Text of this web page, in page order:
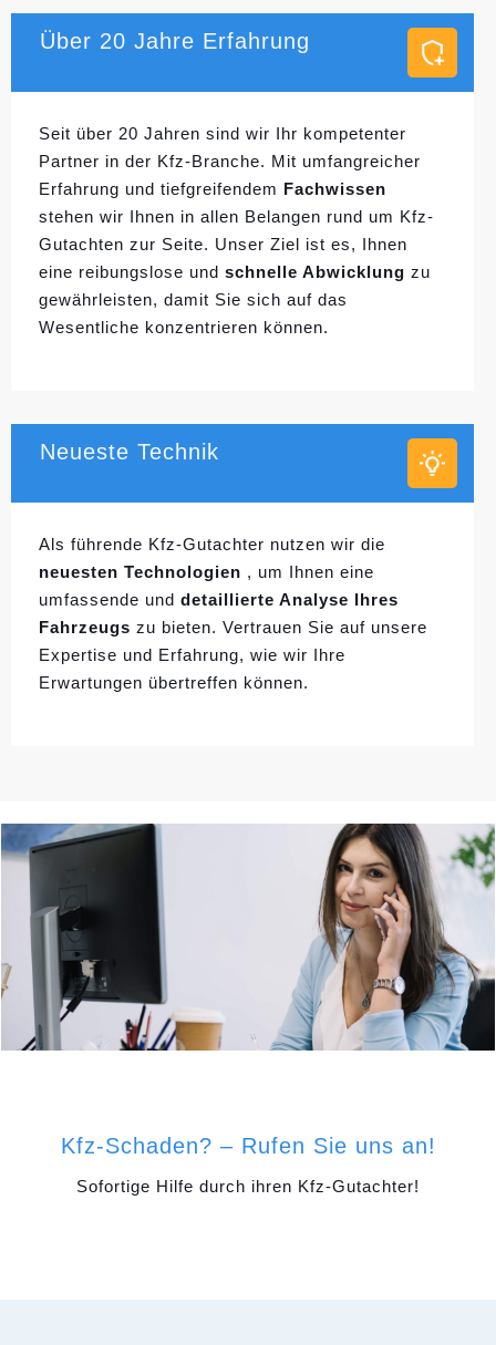
Über 20 Jahre Erfahrung
Seit über 20 Jahren sind wir Ihr kompetenter
Partner in der Kfz-Branche. Mit umfangreicher
Erfahrung und tiefgreifendem Fachwissen
stehen wir Ihnen in allen Belangen rund um Kfz-
Gutachten zur Seite. Unser Ziel ist es, Ihnen
eine reibungslose und schnelle Abwicklung zu
gewährleisten, damit Sie sich auf das
Wesentliche konzentrieren können.
Neueste Technik
Als führende Kfz-Gutachter nutzen wir die
neuesten Technologien , um Ihnen eine
umfassende und detaillierte Analyse Ihres
Fahrzeugs zu bieten. Vertrauen Sie auf unsere
Expertise und Erfahrung, wie wir Ihre
Erwartungen übertreffen können.
Kfz-Schaden? – Rufen Sie uns an!
Sofortige Hilfe durch ihren Kfz-Gutachter!